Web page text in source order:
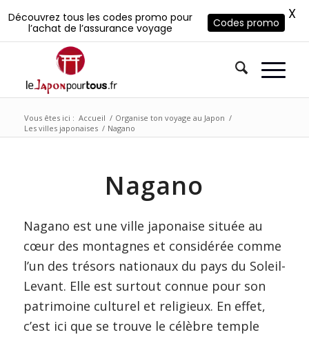
Vous êtes ici : Accueil / Organise ton voyage au Japon /
Les villes japonaises / Nagano
Nagano
Nagano est une ville japonaise située au
cœur des montagnes et considérée comme
l’un des trésors nationaux du pays du Soleil-
Levant. Elle est surtout connue pour son
patrimoine culturel et religieux. En effet,
c’est ici que se trouve le célèbre temple
Découvrez tous les codes promo pour
l’achat de l’assurance voyage
Codes promo
X